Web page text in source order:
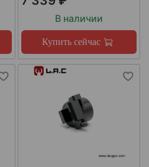
В наличии
Купить сейчас